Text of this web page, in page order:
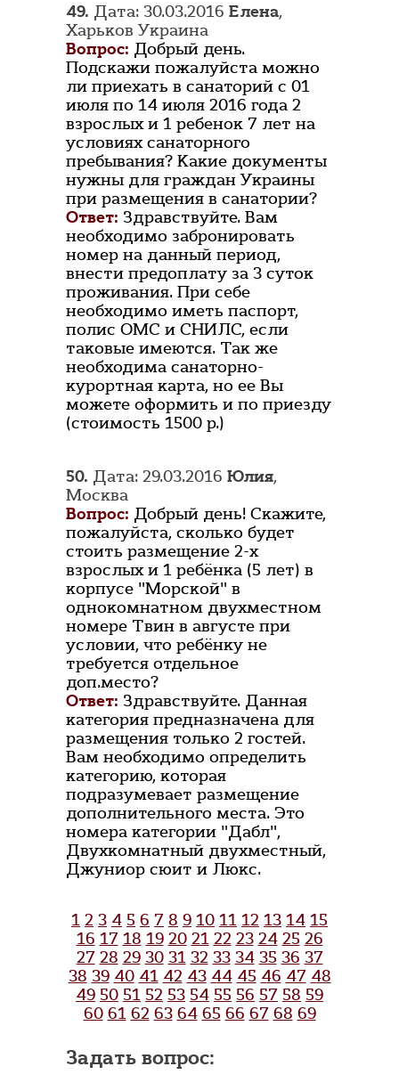
49. Дата: 30.03.2016 Елена,
Харьков Украина
Вопрос: Добрый день.
Подскажи пожалуйста можно
ли приехать в санаторий с 01
июля по 14 июля 2016 года 2
взрослых и 1 ребенок 7 лет на
условиях санаторного
пребывания? Какие документы
нужны для граждан Украины
при размещения в санатории?
Ответ: Здравствуйте. Вам
необходимо забронировать
номер на данный период,
внести предоплату за 3 суток
проживания. При себе
необходимо иметь паспорт,
полис ОМС и СНИЛС, если
таковые имеются. Так же
необходима санаторно-
курортная карта, но ее Вы
можете оформить и по приезду
(стоимость 1500 р.)
50. Дата: 29.03.2016 Юлия,
Москва
Вопрос: Добрый день! Скажите,
пожалуйста, сколько будет
стоить размещение 2-х
взрослых и 1 ребёнка (5 лет) в
корпусе "Морской" в
однокомнатном двухместном
номере Твин в августе при
условии, что ребёнку не
требуется отдельное
доп.место?
Ответ: Здравствуйте. Данная
категория предназначена для
размещения только 2 гостей.
Вам необходимо определить
категорию, которая
подразумевает размещение
дополнительного места. Это
номера категории "Дабл",
Двухкомнатный двухместный,
Джуниор сюит и Люкс.
1 2 3 4 5 6 7 8 9 10 11 12 13 14 15
16 17 18 19 20 21 22 23 24 25 26
27 28 29 30 31 32 33 34 35 36 37
38 39 40 41 42 43 44 45 46 47 48
49 50 51 52 53 54 55 56 57 58 59
60 61 62 63 64 65 66 67 68 69
Задать вопрос: